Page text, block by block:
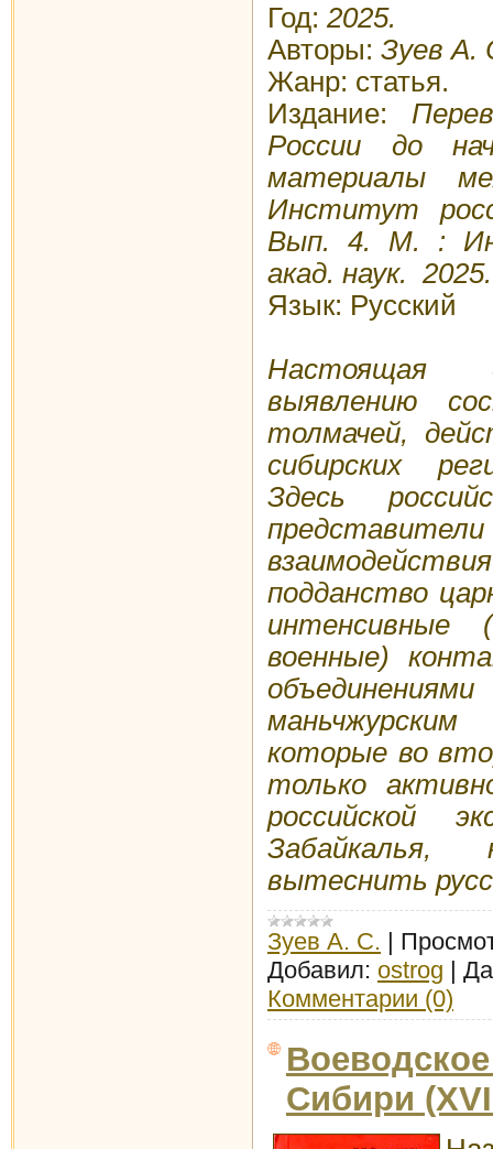
Год: 2025.
Авторы: Зуев А.
Жанр: статья.
Издание:
России до
материалы
Институт
Вып. 4. М. :
акад. наук.
Язык: Русский
Настоящая
выявлению
толмачей,
сибирских
Здесь
подданство
военные)
которые во
только
российской
вытеснить
Зуев А. С.
Добавил: ostrog
Комментарии (0)
Сибири